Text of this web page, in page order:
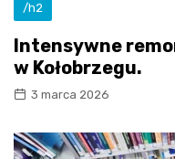
/h2
Intensywne
w Kołobrzegu.
3 marca 2026